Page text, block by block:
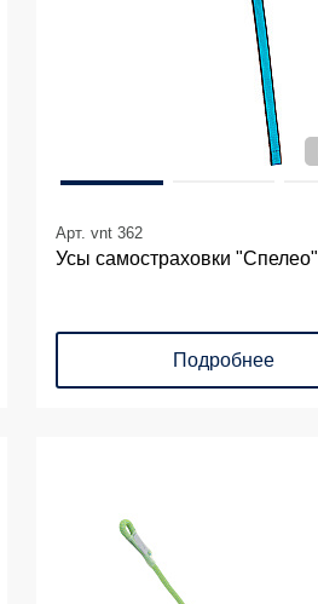
Арт. vnt 362
Усы самостраховки "Спелео"
Подробнее